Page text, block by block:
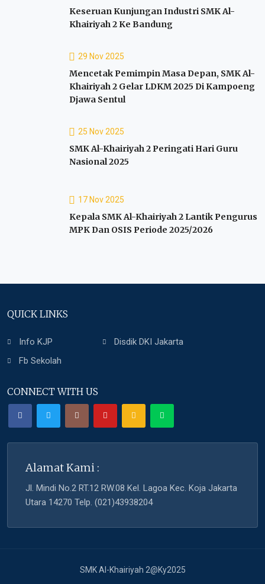
Keseruan Kunjungan Industri SMK Al-
Khairiyah 2 Ke Bandung
29 Nov 2025
Mencetak Pemimpin Masa Depan, SMK Al-
Khairiyah 2 Gelar LDKM 2025 Di Kampoeng
Djawa Sentul
25 Nov 2025
SMK Al-Khairiyah 2 Peringati Hari Guru
Nasional 2025
17 Nov 2025
Kepala SMK Al-Khairiyah 2 Lantik Pengurus
MPK Dan OSIS Periode 2025/2026
QUICK LINKS
Info KJP
Disdik DKI Jakarta
Fb Sekolah
CONNECT WITH US
Alamat Kami :
Jl. Mindi No.2 RT.12 RW.08 Kel. Lagoa Kec. Koja Jakarta
Utara 14270 Telp. (021)43938204
SMK Al-Khairiyah 2@Ky2025